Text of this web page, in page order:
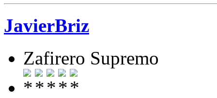
JavierBriz
Zafirero Supremo